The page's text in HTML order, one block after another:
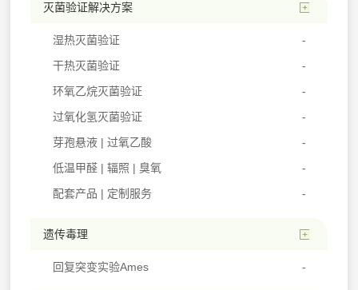
灭菌验证解决方案
湿热灭菌验证
干热灭菌验证
环氧乙烷灭菌验证
过氧化氢灭菌验证
芽孢悬液 | 过氧乙酸
低温甲醛 | 辐照 | 臭氧
配套产品 | 定制服务
遗传毒理
回复突变实验Ames